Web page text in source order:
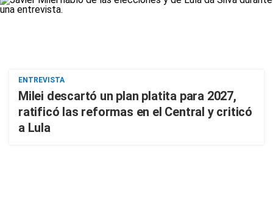
ENTREVISTA
Milei descartó un plan platita para 2027,
ratificó las reformas en el Central y criticó
a Lula